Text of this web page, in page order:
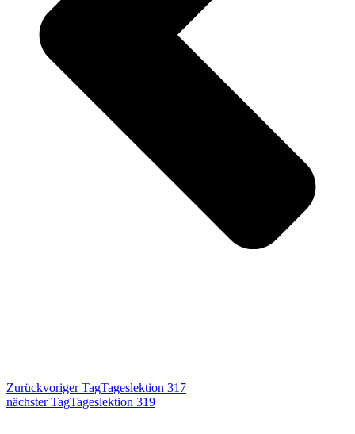
Zurückvoriger TagTageslektion 317
nächster TagTageslektion 319